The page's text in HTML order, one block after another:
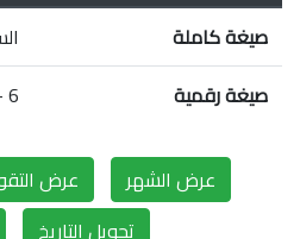
صيغة كاملة
صيغة رقمية
6 - 6 - 2020 م
عرض الشهر عرض
تحويل التاريخ